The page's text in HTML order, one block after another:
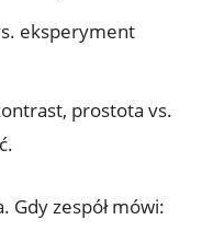
eksperyment
prostota vs.
Gdy zespół mówi: